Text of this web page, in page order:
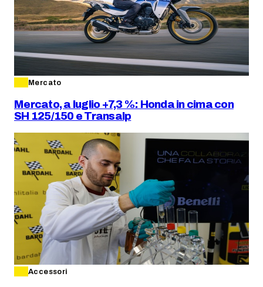
Mercato
Mercato, a luglio +7,3 %: Honda in cima con
SH 125/150 e Transalp
Accessori